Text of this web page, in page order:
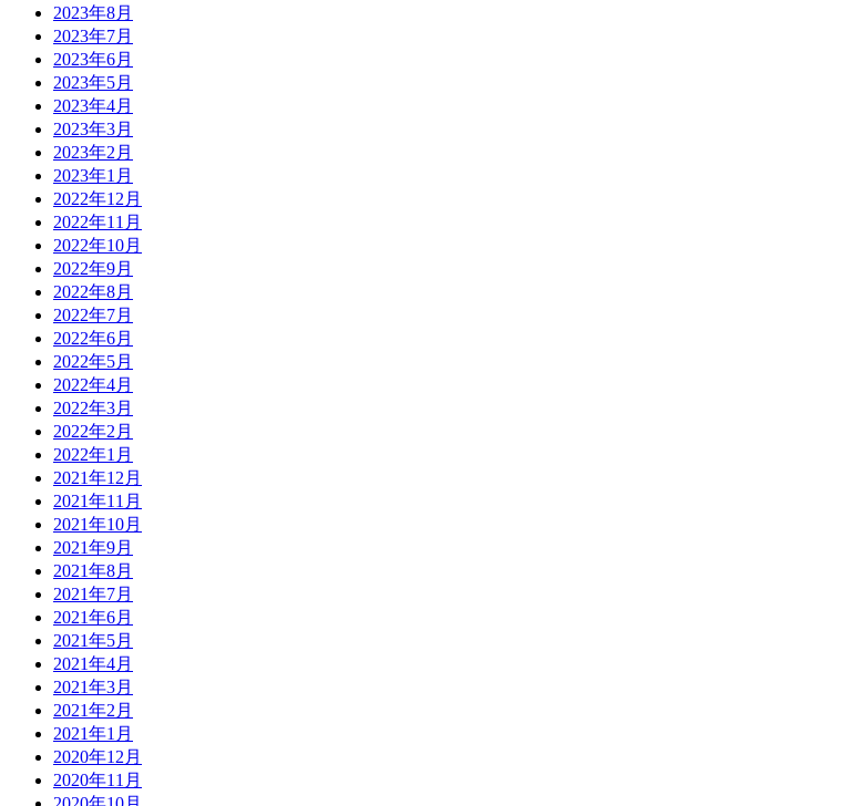
2023年8月
2023年7月
2023年6月
2023年5月
2023年4月
2023年3月
2023年2月
2023年1月
2022年12月
2022年11月
2022年10月
2022年9月
2022年8月
2022年7月
2022年6月
2022年5月
2022年4月
2022年3月
2022年2月
2022年1月
2021年12月
2021年11月
2021年10月
2021年9月
2021年8月
2021年7月
2021年6月
2021年5月
2021年4月
2021年3月
2021年2月
2021年1月
2020年12月
2020年11月